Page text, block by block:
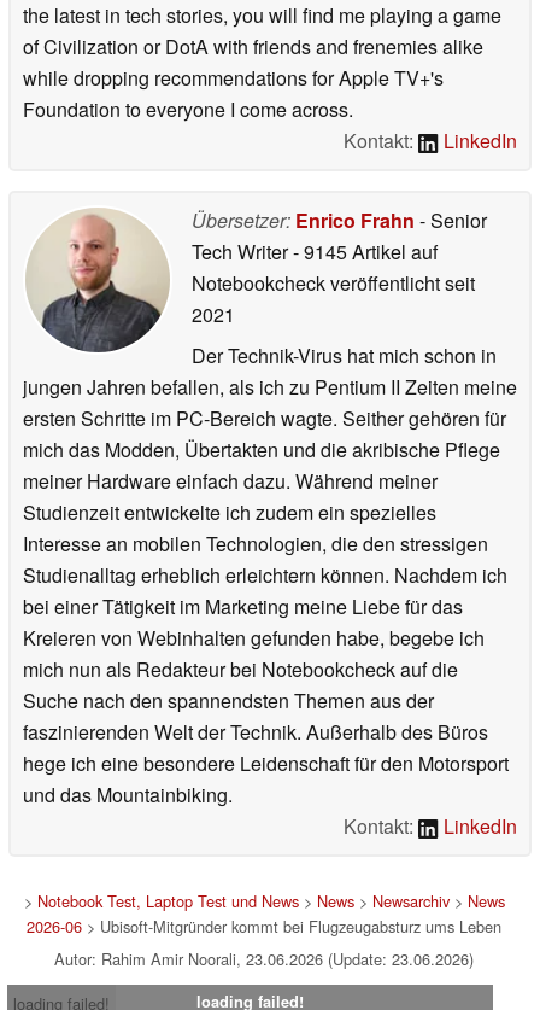
the latest in tech stories, you will find me playing a game
of Civilization or DotA with friends and frenemies alike
while dropping recommendations for Apple TV+'s
Foundation to everyone I come across.
Kontakt:
LinkedIn
Übersetzer: Enrico Frahn - Senior
Tech Writer- 9145 Artikel auf
Notebookcheck veröffentlichtseit
2021
Der Technik-Virus hat mich schon in
jungen Jahren befallen, als ich zu Pentium II Zeiten meine
ersten Schritte im PC-Bereich wagte. Seither gehören für
mich das Modden, Übertakten und die akribische Pflege
meiner Hardware einfach dazu. Während meiner
Studienzeit entwickelte ich zudem ein spezielles
Interesse an mobilen Technologien, die den stressigen
Studienalltag erheblich erleichtern können. Nachdem ich
bei einer Tätigkeit im Marketing meine Liebe für das
Kreieren von Webinhalten gefunden habe, begebe ich
mich nun als Redakteur bei Notebookcheck auf die
Suche nach den spannendsten Themen aus der
faszinierenden Welt der Technik. Außerhalb des Büros
hege ich eine besondere Leidenschaft für den Motorsport
und das Mountainbiking.
Kontakt:
LinkedIn
> Notebook Test, Laptop Test und News> News> Newsarchiv> News
2026-06 > Ubisoft-Mitgründer kommt bei Flugzeugabsturz ums Leben
Autor: Rahim Amir Noorali, 23.06.2026 (Update: 23.06.2026)
loading failed!
loading failed!